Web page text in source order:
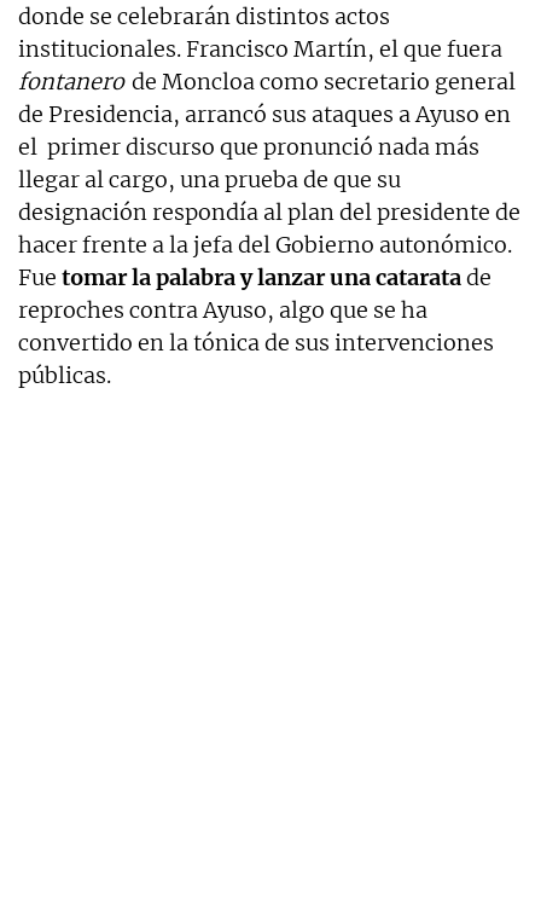
donde se celebrarán distintos actos
institucionales. Francisco Martín, el que fuera
fontanero de Moncloa como secretario general
de Presidencia, arrancó sus ataques a Ayuso en
el primer discurso que pronunció nada más
llegar al cargo, una prueba de que su
designación respondía al plan del presidente de
hacer frente a la jefa del Gobierno autonómico.
Fue tomar la palabra y lanzar una cataratade
reproches contra Ayuso, algo que se ha
convertido en la tónica de sus intervenciones
públicas.